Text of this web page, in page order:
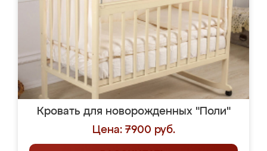
Кровать для новорожденных "Поли"
Цена: 7900 руб.